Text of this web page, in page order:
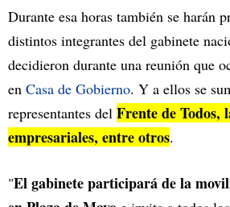
Durante esa horas también se harán
distintos integrantes del gabinete
decidieron durante una reunión que
en Casa de Gobierno. Y a ellos se
representantes del Frente de Todos,
empresariales, entre otros.
"El gabinete participará de la